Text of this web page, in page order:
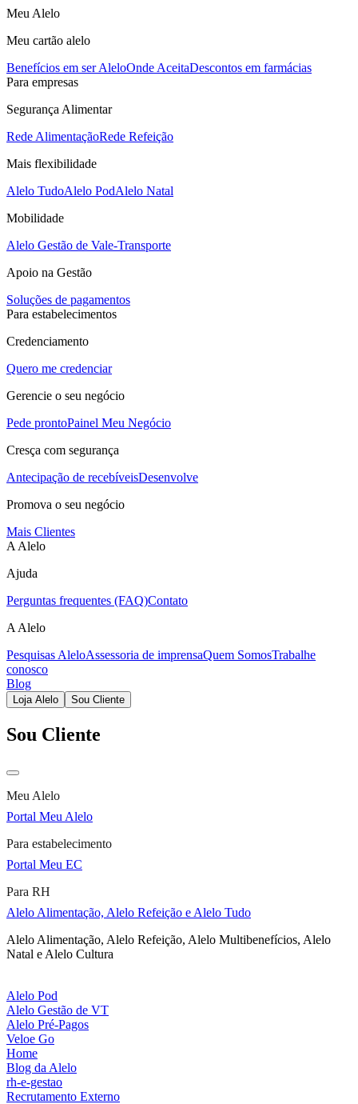
Meu Alelo
Meu cartão alelo
Benefícios em ser AleloOnde AceitaDescontos em farmácias
Para empresas
Segurança Alimentar
Rede AlimentaçãoRede Refeição
Mais flexibilidade
Alelo TudoAlelo PodAlelo Natal
Mobilidade
Alelo Gestão de Vale-Transporte
Apoio na Gestão
Soluções de pagamentos
Para estabelecimentos
Credenciamento
Quero me credenciar
Gerencie o seu negócio
Pede prontoPainel Meu Negócio
Cresça com segurança
Antecipação de recebíveisDesenvolve
Promova o seu negócio
Mais Clientes
A Alelo
Ajuda
Perguntas frequentes (FAQ)Contato
A Alelo
Pesquisas AleloAssessoria de imprensaQuem SomosTrabalhe
conosco
Blog
Loja Alelo Sou Cliente
Sou Cliente
Meu Alelo
Portal Meu Alelo
Para estabelecimento
Portal Meu EC
Para RH
Alelo Alimentação, Alelo Refeição e Alelo Tudo
Alelo Alimentação, Alelo Refeição, Alelo Multibenefícios, Alelo
Natal e Alelo Cultura
Alelo Pod
Alelo Gestão de VT
Alelo Pré-Pagos
Veloe Go
Home
Blog da Alelo
rh-e-gestao
Recrutamento Externo